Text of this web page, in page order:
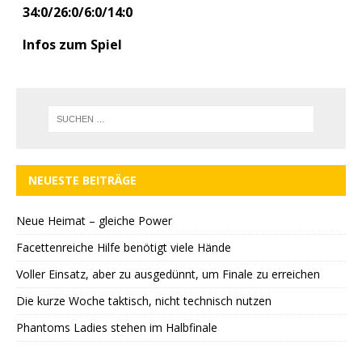
34:0/26:0/6:0/14:0
Infos zum Spiel
NEUESTE BEITRÄGE
Neue Heimat – gleiche Power
Facettenreiche Hilfe benötigt viele Hände
Voller Einsatz, aber zu ausgedünnt, um Finale zu erreichen
Die kurze Woche taktisch, nicht technisch nutzen
Phantoms Ladies stehen im Halbfinale